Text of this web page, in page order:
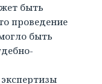
быть
проведение
быть